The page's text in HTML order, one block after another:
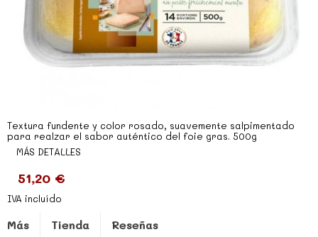
Textura fundente y color rosado, suavemente salpimentado
para realzar el sabor auténtico del foie gras. 500g
MÁS DETALLES
51,20 €
IVA incluído
Más Tienda Reseñas